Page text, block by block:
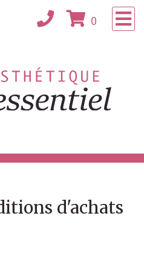
0
d'achats
×